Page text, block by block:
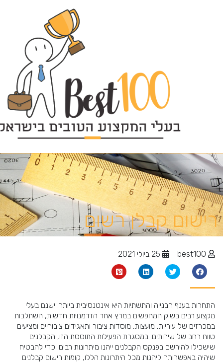
רישום קבלן רשום
התחרות בענף הבנייה והתשתיות היא אינטנסיבית ביותר. ישנם בעלי
מקצוע רבים בשוק המחפשים במרץ אחר הזדמנויות חדשות, השתלבות
במכרזים של עיריות, מועצות, מוסדות ציבור ותאגידים ציבוריים ומציעים
טווח רחב של שירותים. במסגרת הפעילות התוססת הזו, הקבלנים
שישכילו להירשם בפנקס הקבלנים ייהנו מיתרונות רבים. כדי להבטיח
שיהיה באפשרותך ליהנות מכל היתרונות הללו, קומות רישום קבלנים